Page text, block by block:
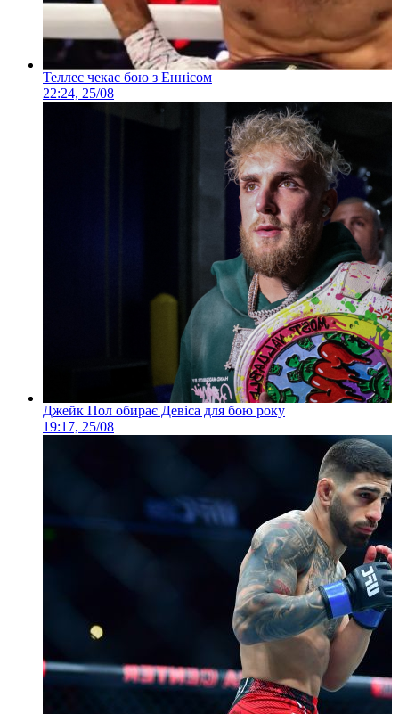
Теллес чекає бою з Еннісом
22:24, 25/08
Джейк Пол обирає Девіса для бою року
19:17, 25/08